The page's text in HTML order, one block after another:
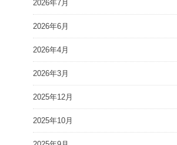
2026年7月
2026年6月
2026年4月
2026年3月
2025年12月
2025年10月